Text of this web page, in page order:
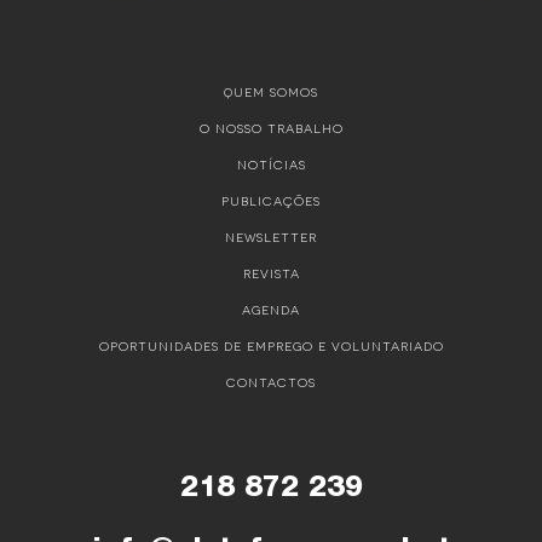
QUEM SOMOS
O NOSSO TRABALHO
NOTÍCIAS
PUBLICAÇÕES
NEWSLETTER
REVISTA
AGENDA
OPORTUNIDADES DE EMPREGO E VOLUNTARIADO
CONTACTOS
218 872 239